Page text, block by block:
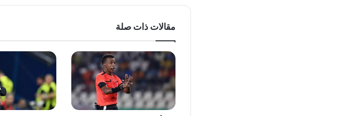
مقالات ذات صلة